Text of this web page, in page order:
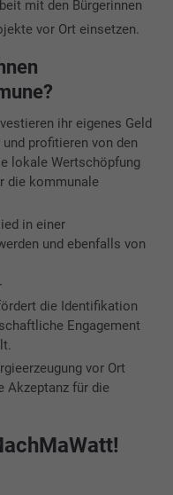
mit den Bürgerinnen
vor Ort einsetzen.
ihr eigenes Geld
profitieren von den
lokale Wertschöpfung
die kommunale
in einer
und ebenfalls von
die Identifikation
Engagement
vor Ort
Akzeptanz für die